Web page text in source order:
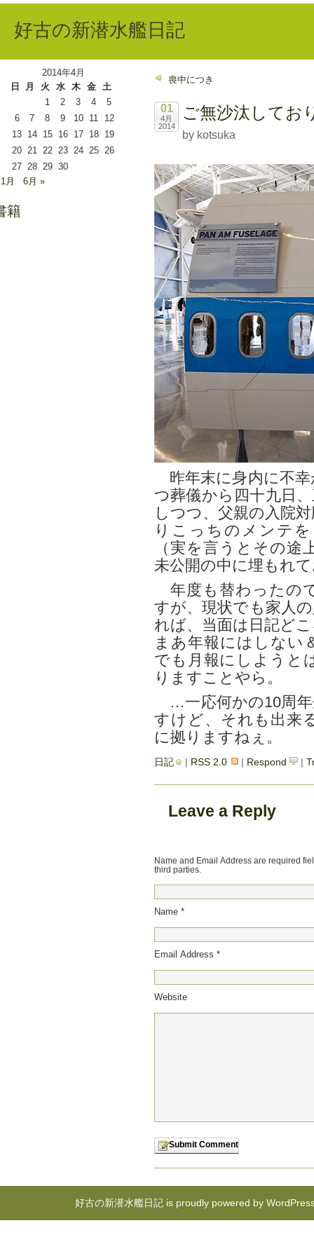
好古の新潜水艦日記
喪中につき
01
4月
2014
ご無沙汰してお
by kotsuka
昨年末に身内に不
つ葬儀から四十九日
しつつ、父親の入院
りこっちのメンテ
（実を言うとその
未公開の中に埋もれ
年度も替わったの
すが、現状でも家人
れば、当面は日記ど
まあ年報にはしない
でも月報にしようと
りますことやら。
…一応何かの10周年
すけど、それも出来
に拠りますねぇ。
日記 | RSS 2.0 | Respond |
Leave a Reply
Name and Email Address are required
third parties.
Name *
Email Address *
Website
2014年4月
日
月 火 水 木 金
土
1
2 3 4
5
6
7 8 9 10 11
12
13 14 15 16 17 18
19
20 21 22 23 24 25 26
27 28 29 30
月
6月 »
籍
好古の新潜水艦日記 is proudly powered by